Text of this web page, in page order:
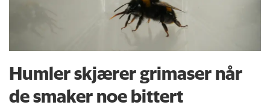
Humler skjærer grimaser når
de smaker noe bittert